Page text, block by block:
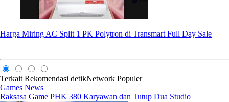
Harga Miring AC Split 1 PK Polytron di Transmart Full Day Sale
Terkait Rekomendasi detikNetwork Populer
Games News
Raksasa Game PHK 380 Karyawan dan Tutup Dua Studio